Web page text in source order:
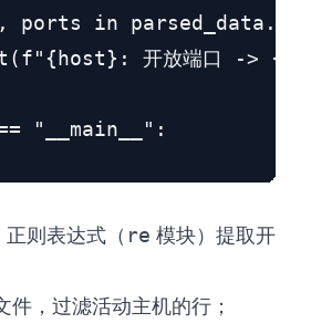
ports in
开放端口 ->
"__main__":
则表达式（ re 模块）提取开
件，过滤活动主机的行；